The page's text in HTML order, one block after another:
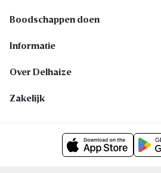
Boodschappen doen
Informatie
Over Delhaize
Zakelijk